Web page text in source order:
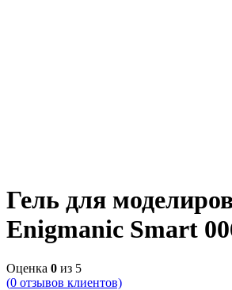
Гель для
Enigmanic Smart
Оценка 0 из 5
(0 отзывов клиентов)